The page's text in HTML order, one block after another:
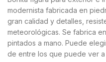
modernista fabricada en
gran calidad y detalles,
meteorológicas. Se fabrica
pintados a mano. Puede
de entre los que puede ver a